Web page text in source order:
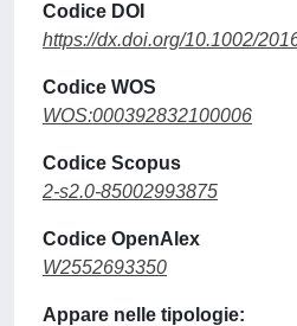
Codice DOI
https://dx.doi.org/10.1002/
Codice WOS
WOS:000392832100006
Codice Scopus
2-s2.0-85002993875
Codice OpenAlex
W2552693350
Appare nelle tipologie: